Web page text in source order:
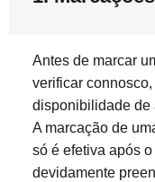
Antes de marcar
verificar
disponibilidade de
A marcação de
só é efetiva após
devidamente